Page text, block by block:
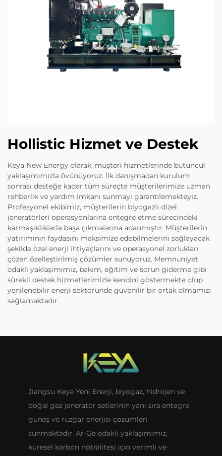
Hollistic Hizmet ve Destek
Keya New Energy olarak, müşteri hizmetlerinde bütüncül
yaklaşımımızla övünüyoruz. İlk danışmadan kurulum
sonrası desteğe kadar tüm süreçte müşterilerimize uzman
rehberlik ve yardım imkanı sunmayı garantilemekteyiz.
Profesyonel ekibimiz, müşterilerin biyogazlı dizel
jeneratörleri operasyonlarına entegre etme sürecindeki
karmaşıklıklarla başa çıkmalarına adanmıştır. Müşterilerin
yatırımının faydasını maksimize edebilmelerini sağlayacak
şekilde özel enerji ihtiyaçlarını ve operasyonel zorlukları
çözen özelleştirilmiş çözümler sunuyoruz. Memnuniyet
odaklı yaklaşımımız, bakım, eğitim ve sorun giderme gibi
sürekli destek hizmetlerimizle kendini göstermekte olup
yenilenebilir enerji sektöründe güvenilir bir ortak olmamızı
sağlamaktadır.
Jiangsu Keya Yeni Enerji, biyogaz, hidrojen ve
doğal gaz jeneratör setlerinin yanı sıra entegre
güneş ve rüzgar enerjisi çözümleri
sunmaktadır. Ar-Ge odaklı yaklaşımımız,
küresel karbon nötralitesi için verimli ve